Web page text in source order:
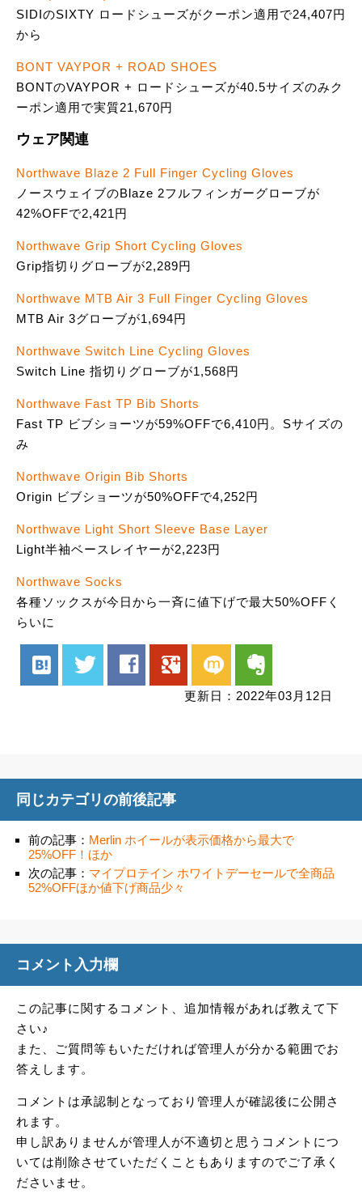
SIDIのSIXTY ロードシューズがクーポン適用で24,407円
から
BONT VAYPOR + ROAD SHOES
BONTのVAYPOR + ロードシューズが40.5サイズのみク
ーポン適用で実質21,670円
ウェア関連
Northwave Blaze 2 Full Finger Cycling Gloves
ノースウェイブのBlaze 2フルフィンガーグローブが
42%OFFで2,421円
Northwave Grip Short Cycling Gloves
Grip指切りグローブが2,289円
Northwave MTB Air 3 Full Finger Cycling Gloves
MTB Air 3グローブが1,694円
Northwave Switch Line Cycling Gloves
Switch Line 指切りグローブが1,568円
Northwave Fast TP Bib Shorts
Fast TP ビブショーツが59%OFFで6,410円。Sサイズの
み
Northwave Origin Bib Shorts
Origin ビブショーツが50%OFFで4,252円
Northwave Light Short Sleeve Base Layer
Light半袖ベースレイヤーが2,223円
Northwave Socks
各種ソックスが今日から一斉に値下げで最大50%OFFく
らいに
hatenabookmark twitter facebook google mixi evernote
更新日：2022年03月12日
同じカテゴリの前後記事
前の記事： Merlin ホイールが表示価格から最大で
25%OFF！ほか
次の記事： マイプロテイン ホワイトデーセールで全商品
52%OFFほか値下げ商品少々
コメント入力欄
この記事に関するコメント、追加情報があれば教えて下
さい♪
また、ご質問等もいただければ管理人が分かる範囲でお
答えします。
コメントは承認制となっており管理人が確認後に公開さ
れます。
申し訳ありませんが管理人が不適切と思うコメントにつ
いては削除させていただくこともありますのでご了承く
ださいませ。